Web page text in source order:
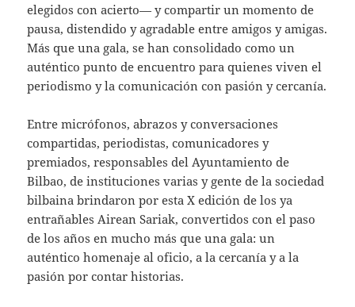
elegidos con acierto— y compartir un momento de
pausa, distendido y agradable entre amigos y amigas.
Más que una gala, se han consolidado como un
auténtico punto de encuentro para quienes viven el
periodismo y la comunicación con pasión y cercanía.
Entre micrófonos, abrazos y conversaciones
compartidas, periodistas, comunicadores y
premiados, responsables del Ayuntamiento de
Bilbao, de instituciones varias y gente de la sociedad
bilbaina brindaron por esta X edición de los ya
entrañables Airean Sariak, convertidos con el paso
de los años en mucho más que una gala: un
auténtico homenaje al oficio, a la cercanía y a la
pasión por contar historias.